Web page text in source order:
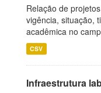
Relação de
vigência, situação,
acadêmica no
CSV
Infraestrutura